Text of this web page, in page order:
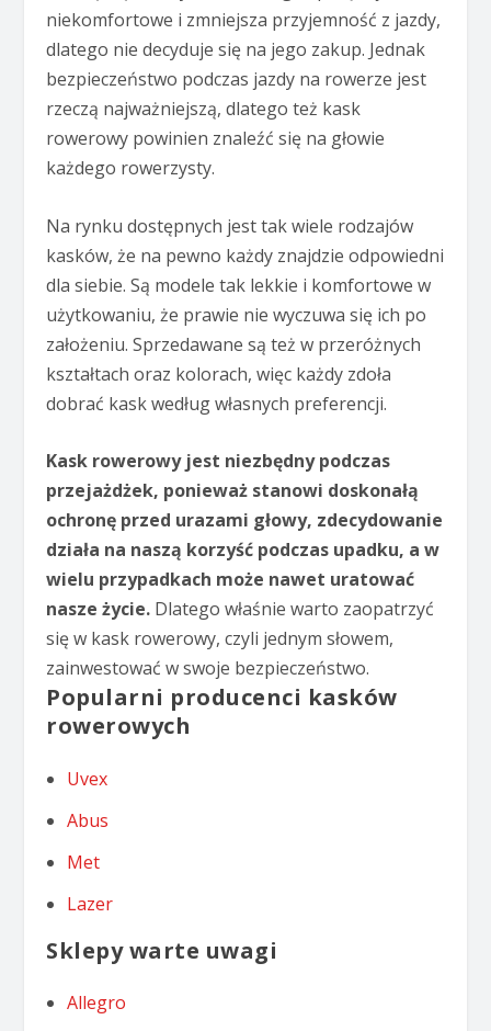
niekomfortowe i zmniejsza przyjemność z jazdy,
dlatego nie decyduje się na jego zakup. Jednak
bezpieczeństwo podczas jazdy na rowerze jest
rzeczą najważniejszą, dlatego też kask
rowerowy powinien znaleźć się na głowie
każdego rowerzysty.
Na rynku dostępnych jest tak wiele rodzajów
kasków, że na pewno każdy znajdzie odpowiedni
dla siebie. Są modele tak lekkie i komfortowe w
użytkowaniu, że prawie nie wyczuwa się ich po
założeniu. Sprzedawane są też w przeróżnych
kształtach oraz kolorach, więc każdy zdoła
dobrać kask według własnych preferencji.
Kask rowerowy jest niezbędny podczas
przejażdżek, ponieważ stanowi doskonałą
ochronę przed urazami głowy, zdecydowanie
działa na naszą korzyść podczas upadku, a w
wielu przypadkach może nawet uratować
nasze życie. Dlatego właśnie warto zaopatrzyć
się w kask rowerowy, czyli jednym słowem,
zainwestować w swoje bezpieczeństwo.
Popularni producenci kasków
rowerowych
Uvex
Abus
Met
Lazer
Sklepy warte uwagi
Allegro